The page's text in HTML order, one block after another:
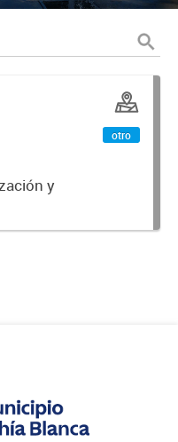
y
su
otro